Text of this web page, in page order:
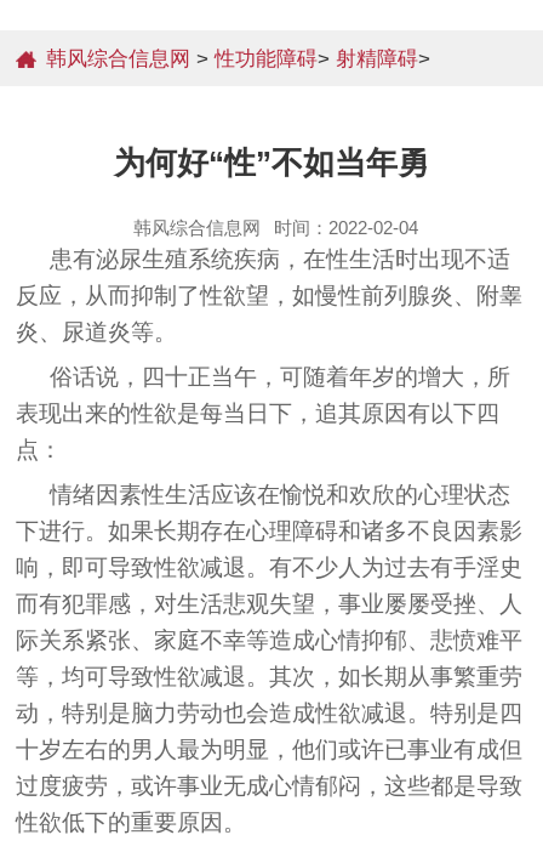
韩风综合信息网 >性功能障碍>射精障碍>
为何好“性”不如当年勇
韩风综合信息网 时间：2022-02-04
患有泌尿生殖系统疾病，在性生活时出现不适
反应，从而抑制了性欲望，如慢性前列腺炎、附睾
炎、尿道炎等。
俗话说，四十正当午，可随着年岁的增大，所
表现出来的性欲是每当日下，追其原因有以下四
点：
情绪因素性生活应该在愉悦和欢欣的心理状态
下进行。如果长期存在心理障碍和诸多不良因素影
响，即可导致性欲减退。有不少人为过去有手淫史
而有犯罪感，对生活悲观失望，事业屡屡受挫、人
际关系紧张、家庭不幸等造成心情抑郁、悲愤难平
等，均可导致性欲减退。其次，如长期从事繁重劳
动，特别是脑力劳动也会造成性欲减退。特别是四
十岁左右的男人最为明显，他们或许已事业有成但
过度疲劳，或许事业无成心情郁闷，这些都是导致
性欲低下的重要原因。